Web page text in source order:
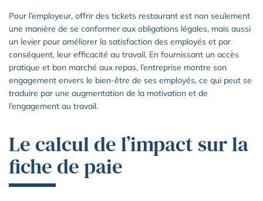
Pour l’employeur, offrir des tickets restaurant est non seulement
une manière de se conformer aux obligations légales, mais aussi
un levier pour améliorer la satisfaction des employés et par
conséquent, leur efficacité au travail. En fournissant un accès
pratique et bon marché aux repas, l’entreprise montre son
engagement envers le bien-être de ses employés, ce qui peut se
traduire par une augmentation de la motivation et de
l’engagement au travail.
Le calcul de l’impact sur la
fiche de paie